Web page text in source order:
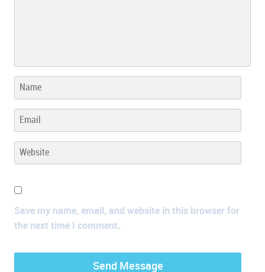
Save my name, email, and website in this browser for
the next time I comment.